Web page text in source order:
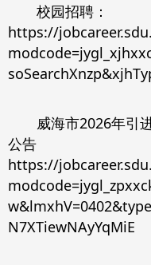
校园招聘：
https://
威海市2026年引
公告
https://
N7XTiewNAyYqMiE